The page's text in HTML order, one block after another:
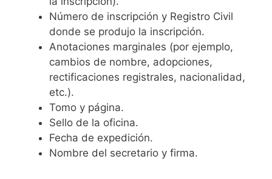
Número de inscripción y Registro Civil
donde se produjo la inscripción.
Anotaciones marginales (por ejemplo,
cambios de nombre, adopciones,
rectificaciones registrales, nacionalidad,
etc.).
Tomo y página.
Sello de la oficina.
Fecha de expedición.
Nombre del secretario y firma.